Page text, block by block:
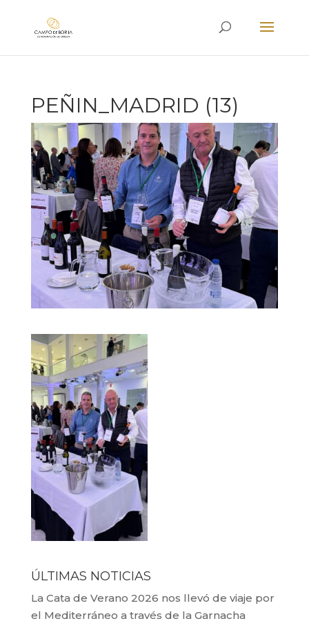
PEÑIN_MADRID (13)
ÚLTIMAS NOTICIAS
La Cata de Verano 2026 nos llevó de viaje por
el Mediterráneo a través de la Garnacha